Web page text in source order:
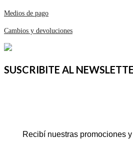
Medios de pago
Cambios y devoluciones
SUSCRIBITE AL
Recibí nuestras promociones